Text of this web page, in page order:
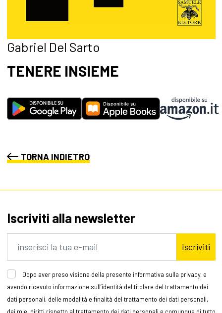
Gabriel Del Sarto
TENERE INSIEME
TORNA INDIETRO
Iscriviti alla newsletter
Iscriviti
Dopo aver preso visione della presente informativa sulla privacy, e
avendo ricevuto informazione sull’identità del titolare del trattamento dei
dati personali, delle modalità e finalità del trattamento dei dati personali,